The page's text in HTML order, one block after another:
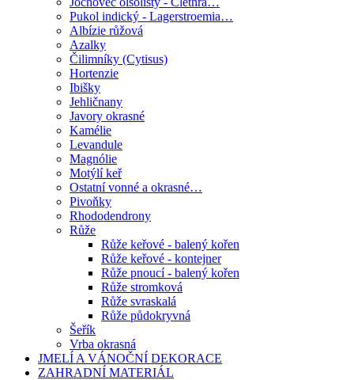
Pukol indický - Lagerstroemia…
Albízie růžová
Azalky
Čilimníky (Cytisus)
Hortenzie
Ibišky
Jehličnany
Javory okrasné
Kamélie
Levandule
Magnólie
Motýlí keř
Ostatní vonné a okrasné…
Pivoňky
Rhododendrony
Růže
Růže keřové - balený kořen
Růže keřové - kontejner
Růže pnoucí - balený kořen
Růže stromková
Růže svraskalá
Růže půdokryvná
Šeřík
Vrba okrasná
JMELÍ A VÁNOČNÍ DEKORACE
ZAHRADNÍ MATERIÁL